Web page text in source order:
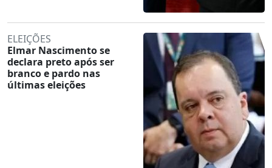
ELEIÇÕES
Elmar Nascimento se
declara preto após ser
branco e pardo nas
últimas eleições